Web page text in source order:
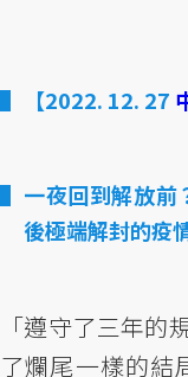
【2022. 12. 27
一夜回到解放前
後極端解封的疫
「遵守了三年
了爛尾一樣的